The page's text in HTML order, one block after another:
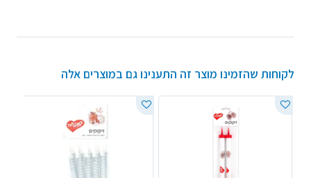
לקוחות שהזמינו מוצר זה התענינו גם במוצרים אלה